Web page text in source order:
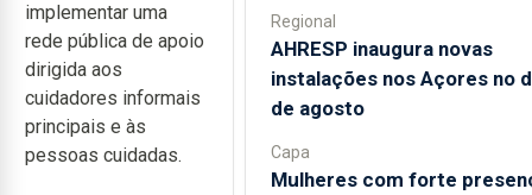
implementar uma
rede pública de apoio
dirigida aos
cuidadores informais
principais e às
pessoas cuidadas.
Regional
AHRESP inaugura novas
instalações nos Açores no
de agosto
Capa
Mulheres com forte